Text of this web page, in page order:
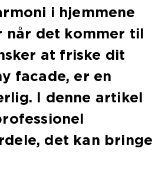
i hjemmene
når det kommer til
at friske dit
facade, er en
I denne artikel
det kan bringe